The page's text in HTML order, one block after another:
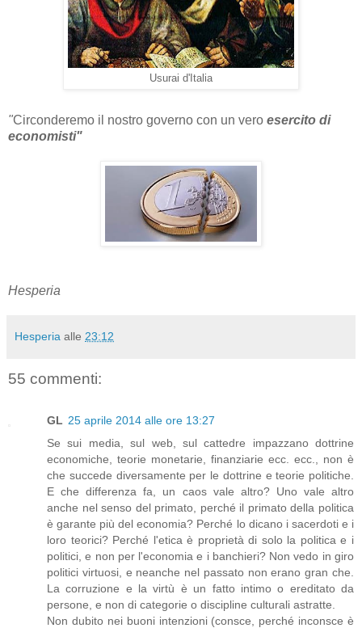
Usurai d'Italia
"Circonderemo il nostro governo con un vero esercito di
economisti"
Hesperia
Hesperia alle 23:12
55 commenti:
GL 25 aprile 2014 alle ore 13:27
Se sui media, sul web, sul cattedre impazzano dottrine
economiche, teorie monetarie, finanziarie ecc. ecc., non è
che succede diversamente per le dottrine e teorie politiche.
E che differenza fa, un caos vale altro? Uno vale altro
anche nel senso del primato, perché il primato della politica
è garante più del economia? Perché lo dicano i sacerdoti e i
loro teorici? Perché l'etica è proprietà di solo la politica e i
politici, e non per l'economia e i banchieri? Non vedo in giro
politici virtuosi, e neanche nel passato non erano gran che.
La corruzione e la virtù è un fatto intimo o ereditato da
persone, e non di categorie o discipline culturali astratte.
Non dubito nei buoni intenzioni (consce, perché inconsce è